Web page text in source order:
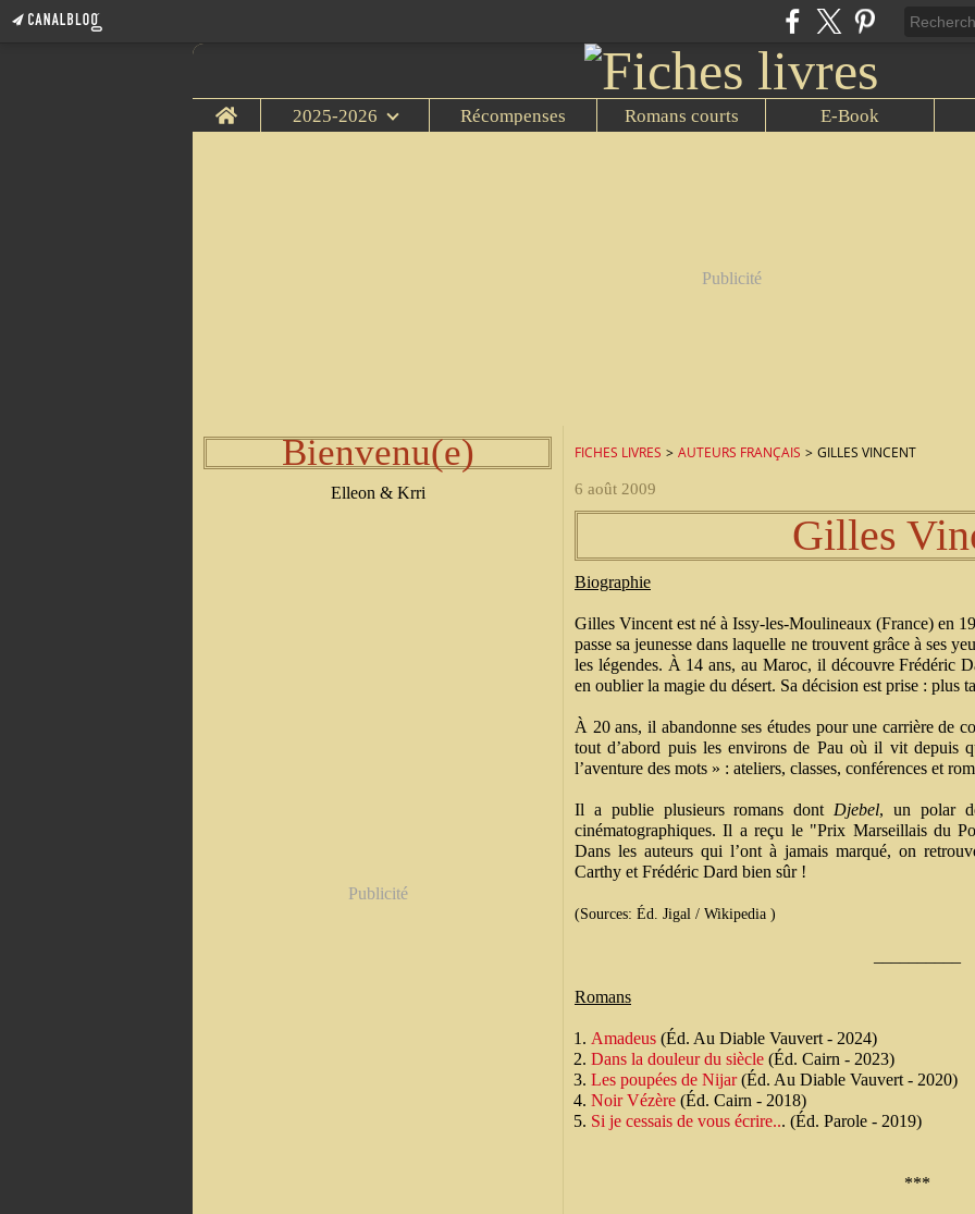
Home 2025-2026 Récompenses Romans courts E-Book
Publicité
Bienvenu(e)
Elleon & Krri
Publicité
FICHES LIVRES > AUTEURS FRANÇAIS > GILLES VINCENT
6 août 2009
Gilles
Biographie
Gilles Vincent est né à Issy-les-Moulineaux (France) en
passe sa jeunesse dans laquelle ne trouvent grâce à ses
les légendes. À 14 ans, au Maroc, il découvre Frédéric
en oublier la magie du désert. Sa décision est prise : plus
À 20 ans, il abandonne ses études pour une carrière de
tout d’abord puis les environs de Pau où il vit depuis
l’aventure des mots » : ateliers, classes, conférences et
Il a publie plusieurs romans dont Djebel, un polar
cinématographiques. Il a reçu le "Prix Marseillais du
Dans les auteurs qui l’ont à jamais marqué, on
Carthy et Frédéric Dard bien sûr !
(Sources: Éd. Jigal / Wikipedia )
Romans
Amadeus (Éd. Au Diable Vauvert - 2024)
Dans la douleur du siècle (Éd. Cairn - 2023)
Les poupées de Nijar(Éd. Au Diable Vauvert - 2020)
Noir Vézère (Éd. Cairn - 2018)
Si je cessais de vous écrire... (Éd. Parole - 2019)
***